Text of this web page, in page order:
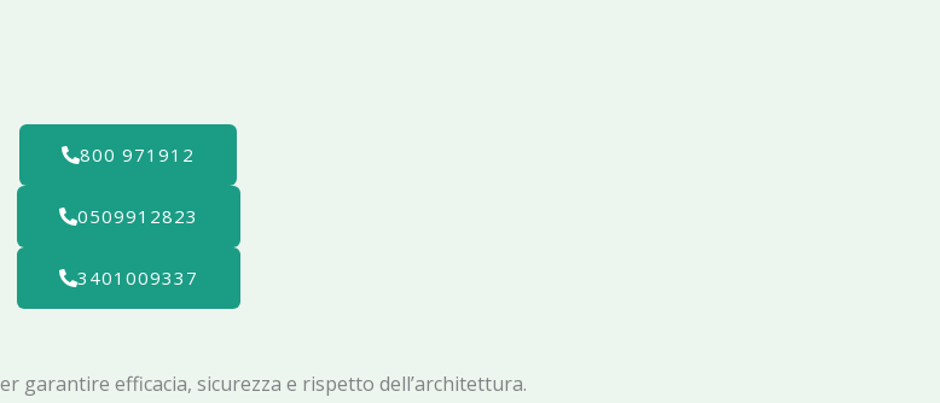
800 971912
0509912823
3401009337
garantire efficacia, sicurezza e rispetto dell’architettura.